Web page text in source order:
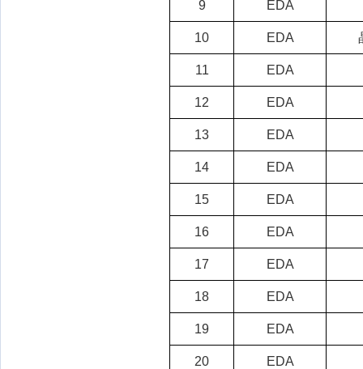
9 EDA
10 EDA
11 EDA
12 EDA
13 EDA
14 EDA
15 EDA
16 EDA
17 EDA
18 EDA
19 EDA
20 EDA